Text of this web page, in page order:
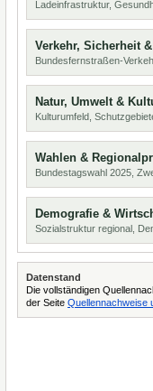
Ladeinfrastruktur,
Verkehr, Sicherheit
Bundesfernstraßen-
Natur, Umwelt &
Kulturumfeld,
Wahlen &
Bundestagswahl 2025,
Demografie &
Sozialstruktur regional,
Datenstand
Die vollständigen
der Seite Quellennachweise